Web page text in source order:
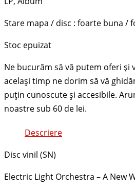
Stare mapa / disc : foarte buna /
Stoc epuizat
Descriere
Disc vinil (SN)
Electric Light Orchestra – A New